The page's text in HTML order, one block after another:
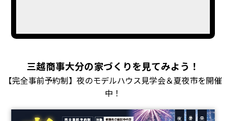
三越商事大分の家づくりを見てみよう！
【完全事前予約制】夜のモデルハウス見学会＆夏夜市を開催
中！